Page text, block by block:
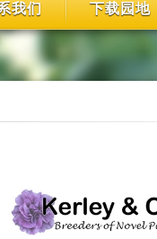
我们 下载园地